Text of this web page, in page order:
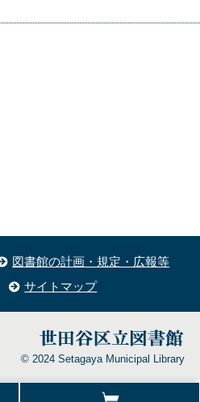
図書館の計画・規定・広報等
サイトマップ
© 2024 Setagaya Municipal Library